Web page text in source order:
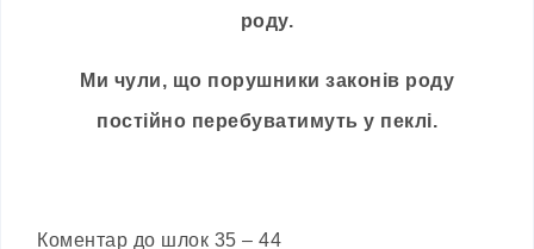
роду.
Ми чули, що порушники законів роду
постійно перебуватимуть у пеклі.
Коментар до шлок 35 – 44